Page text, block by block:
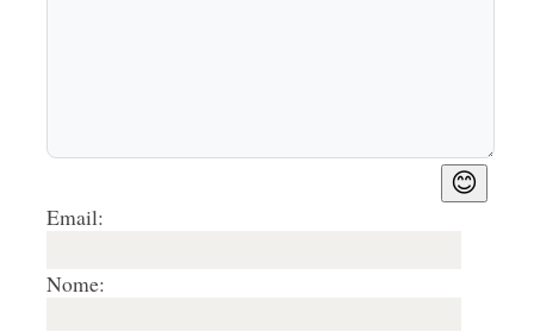
😊
Email:
Nome: